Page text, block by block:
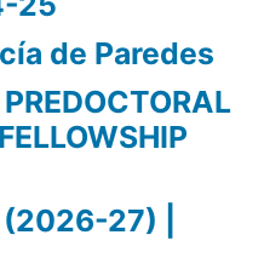
de Paredes
27) |